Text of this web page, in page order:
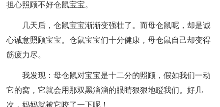
担心照顾不好仓鼠宝宝。
几天后，仓鼠宝宝渐渐变强壮了。而母仓鼠呢，却是诚
心诚意照顾宝宝。仓鼠宝宝们十分健康，母仓鼠自己却变得
筋疲力尽。
我发现：母仓鼠对宝宝是十二分的照顾，假如我们一动
它的窝，它就会用那双黑溜溜的眼睛狠狠地瞪我们。好几
次，妈妈就被它咬了一下呢！